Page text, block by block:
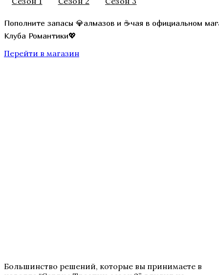
Пополните запасы 💎алмазов и ☕чая в официальном
Клуба Романтики💖
Перейти в магазин
Большинство решений, которые вы принимаете в